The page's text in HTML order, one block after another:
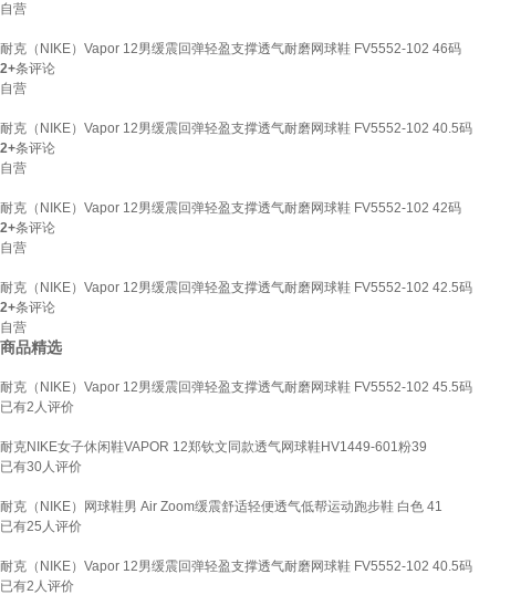
自营
耐克（NIKE）Vapor 12男缓震回弹轻盈支撑透气耐磨网球鞋 FV5552-102 46码
2+条评论
自营
耐克（NIKE）Vapor 12男缓震回弹轻盈支撑透气耐磨网球鞋 FV5552-102 40.5码
2+条评论
自营
耐克（NIKE）Vapor 12男缓震回弹轻盈支撑透气耐磨网球鞋 FV5552-102 42码
2+条评论
自营
耐克（NIKE）Vapor 12男缓震回弹轻盈支撑透气耐磨网球鞋 FV5552-102 42.5码
2+条评论
自营
商品精选
耐克（NIKE）Vapor 12男缓震回弹轻盈支撑透气耐磨网球鞋 FV5552-102 45.5码
已有2 人评价
耐克NIKE女子休闲鞋VAPOR 12郑钦文同款透气网球鞋HV1449-601粉39
已有30人评价
耐克（NIKE）网球鞋男 Air Zoom缓震舒适轻便透气低帮运动跑步鞋 白色 41
已有25 人评价
耐克（NIKE）Vapor 12男缓震回弹轻盈支撑透气耐磨网球鞋 FV5552-102 40.5码
已有2 人评价